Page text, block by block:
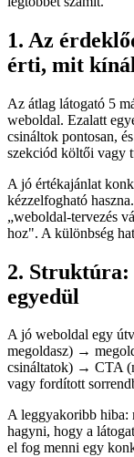
1. Az
érti, mit
Az átlag látogató 5
weboldal. Ezalatt
csináltok pontosan,
szekciód költői vagy
A jó értékajánlat
kézzelfogható
„weboldal-tervezés
hoz". A különbség
2. Struktúra:
egyedül
A jó weboldal egy
megoldasz) →
csináltatok) → CTA
vagy fordított
A leggyakoribb hiba:
hagyni, hogy a
el fog menni egy